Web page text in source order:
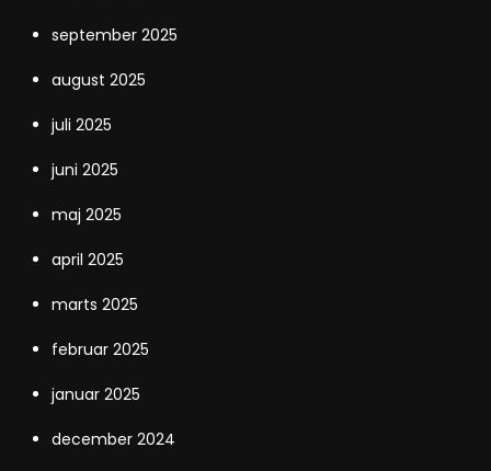
september 2025
august 2025
juli 2025
juni 2025
maj 2025
april 2025
marts 2025
februar 2025
januar 2025
december 2024